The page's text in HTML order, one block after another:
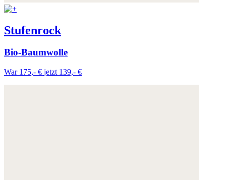
Stufenrock
Bio-Baumwolle
War 175,- € jetzt 139,- €